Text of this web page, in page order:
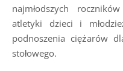
najmłodszych
atletyki dzieci i
podnoszenia ciężarów
stołowego.